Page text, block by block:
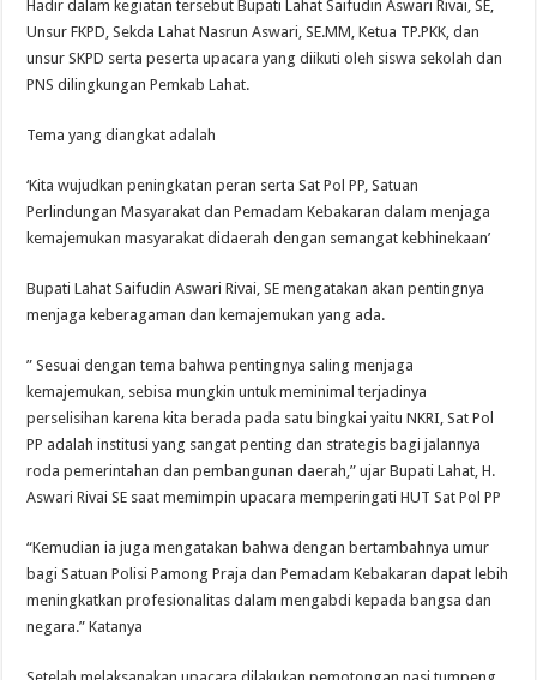
Hadir dalam kegiatan tersebut Bupati Lahat Saifudin Aswari Rivai, SE,
Unsur FKPD, Sekda Lahat Nasrun Aswari, SE.MM, Ketua TP.PKK, dan
unsur SKPD serta peserta upacara yang diikuti oleh siswa sekolah dan
PNS dilingkungan Pemkab Lahat.
Tema yang diangkat adalah
‘Kita wujudkan peningkatan peran serta Sat Pol PP, Satuan
Perlindungan Masyarakat dan Pemadam Kebakaran dalam menjaga
kemajemukan masyarakat didaerah dengan semangat kebhinekaan’
Bupati Lahat Saifudin Aswari Rivai, SE mengatakan akan pentingnya
menjaga keberagaman dan kemajemukan yang ada.
” Sesuai dengan tema bahwa pentingnya saling menjaga
kemajemukan, sebisa mungkin untuk meminimal terjadinya
perselisihan karena kita berada pada satu bingkai yaitu NKRI, Sat Pol
PP adalah institusi yang sangat penting dan strategis bagi jalannya
roda pemerintahan dan pembangunan daerah,” ujar Bupati Lahat, H.
Aswari Rivai SE saat memimpin upacara memperingati HUT Sat Pol PP
“Kemudian ia juga mengatakan bahwa dengan bertambahnya umur
bagi Satuan Polisi Pamong Praja dan Pemadam Kebakaran dapat lebih
meningkatkan profesionalitas dalam mengabdi kepada bangsa dan
negara.” Katanya